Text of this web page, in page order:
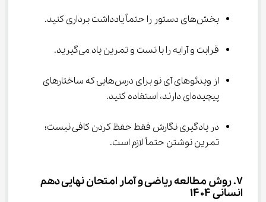
بخش‌های دستور را حتماً یادداشت ‌برداری کنید.
قرابت و آرایه را با تست و تمرین یاد می‌گیرید.
از ویدئوهای آی نو برای درس‌هایی که ساختارهای
پیچیده‌ای دارند، استفاده کنید.
در یادگیری نگارش فقط حفظ کردن کافی نیست؛
تمرین نوشتن حتماً لازم است.
۷. روش مطالعه ریاضی و آمار امتحان نهایی دهم
انسانی ۱۴۰۴